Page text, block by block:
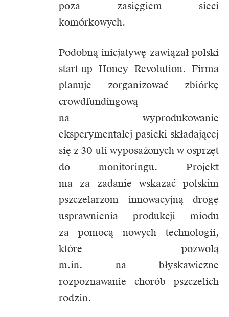
poza zasięgiem sieci
komórkowych.
Podobną inicjatywę zawiązał polski
start-up Honey Revolution. Firma
planuje zorganizować zbiórkę
crowdfundingową
na wyprodukowanie
eksperymentalej pasieki składającej
się z 30 uli wyposażonych w osprzęt
do monitoringu. Projekt
ma za zadanie wskazać polskim
pszczelarzom innowacyjną drogę
usprawnienia produkcji miodu
za pomocą nowych technologii,
które pozwolą
m.in. na błyskawiczne
rozpoznawanie chorób pszczelich
rodzin.